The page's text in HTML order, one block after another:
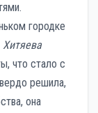
городке
Хитяева
что стало с
решила,
она